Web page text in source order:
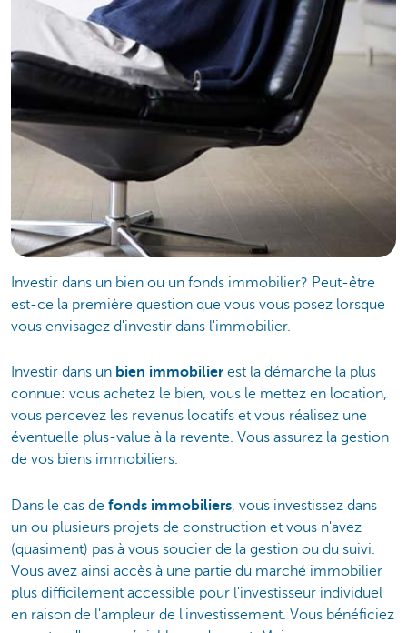
Investir dans un bien ou un fonds immobilier? Peut-être
est-ce la première question que vous vous posez lorsque
vous envisagez d'investir dans l'immobilier.
Investir dans un bien immobilier est la démarche la plus
connue: vous achetez le bien, vous le mettez en location,
vous percevez les revenus locatifs et vous réalisez une
éventuelle plus-value à la revente. Vous assurez la gestion
de vos biens immobiliers.
Dans le cas de fonds immobiliers, vous investissez dans
un ou plusieurs projets de construction et vous n'avez
(quasiment) pas à vous soucier de la gestion ou du suivi.
Vous avez ainsi accès à une partie du marché immobilier
plus difficilement accessible pour l'investisseur individuel
en raison de l'ampleur de l'investissement. Vous bénéficiez